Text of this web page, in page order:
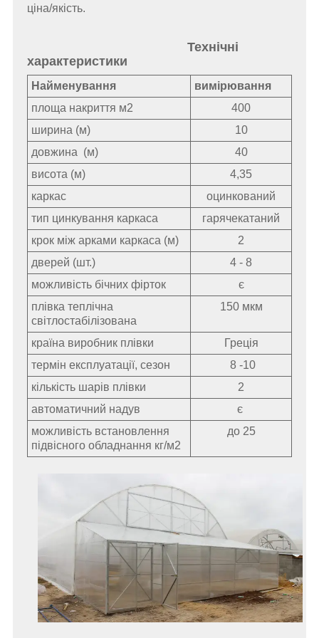
ціна/якість.
Технічні
характеристики
Найменування
вимірювання
площа накриття м2
400
ширина (м)
10
довжина (м)
40
висота (м)
4,35
каркас
оцинкований
тип цинкування каркаса
гарячекатаний
крок між арками каркаса (м)
2
дверей (шт.)
4 - 8
можливість бічних фірток
є
плівка теплічна
світлостабілізована
150 мкм
країна виробник плівки
Греція
термін експлуатації, сезон
8 -10
кількість шарів плівки
2
автоматичний надув
є
можливість встановлення
підвісного обладнання кг/м2
до 25